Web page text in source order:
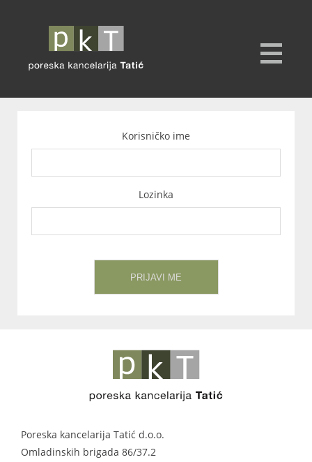
Korisničko ime
Lozinka
Poreska kancelarija Tatić d.o.o.
Omladinskih brigada 86/37.2